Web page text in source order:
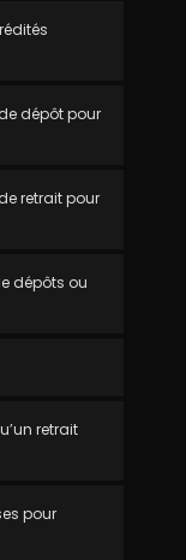
dépôt pour
retrait pour
dépôts ou
retrait
pour